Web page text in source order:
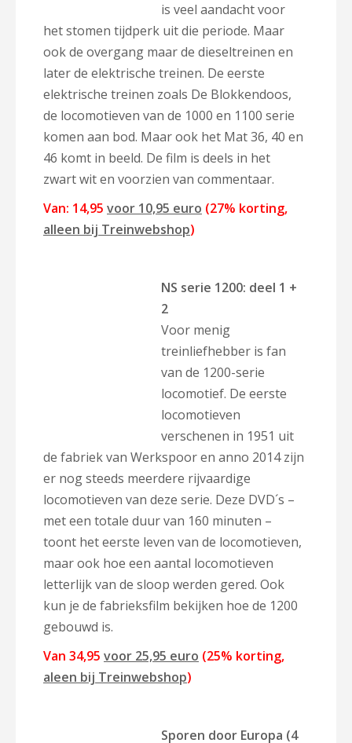
is veel aandacht voor
het stomen tijdperk uit die periode. Maar
ook de overgang maar de dieseltreinen en
later de elektrische treinen. De eerste
elektrische treinen zoals De Blokkendoos,
de locomotieven van de 1000 en 1100 serie
komen aan bod. Maar ook het Mat 36, 40 en
46 komt in beeld. De film is deels in het
zwart wit en voorzien van commentaar.
Van: 14,95 voor 10,95 euro (27% korting,
alleen bij Treinwebshop)
NS serie 1200: deel 1 +
2
Voor menig
treinliefhebber is fan
van de 1200-serie
locomotief. De eerste
locomotieven
verschenen in 1951 uit
de fabriek van Werkspoor en anno 2014 zijn
er nog steeds meerdere rijvaardige
locomotieven van deze serie. Deze DVD´s –
met een totale duur van 160 minuten –
toont het eerste leven van de locomotieven,
maar ook hoe een aantal locomotieven
letterlijk van de sloop werden gered. Ook
kun je de fabrieksfilm bekijken hoe de 1200
gebouwd is.
Van 34,95 voor 25,95 euro (25% korting,
aleen bij Treinwebshop)
Sporen door Europa (4